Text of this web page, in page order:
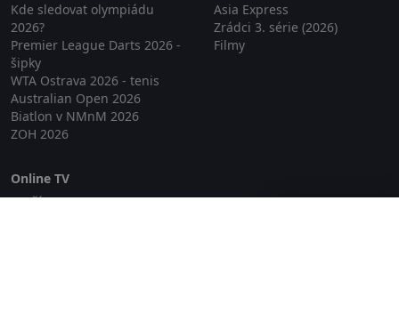
Kde sledovat olympiádu
2026?
Premier League Darts 2026 -
šipky
WTA Ostrava 2026 - tenis
Australian Open 2026
Biatlon v NMnM 2026
ZOH 2026
Asia Express
Zrádci 3. série (2026)
Filmy
Online TV
Lepší.TV